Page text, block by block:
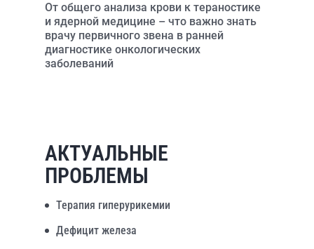
От общего анализа крови к тераностике
и ядерной медицине – что важно знать
врачу первичного звена в ранней
диагностике онкологических
заболеваний
АКТУАЛЬНЫЕ
ПРОБЛЕМЫ
Терапия гиперурикемии
Дефицит железа